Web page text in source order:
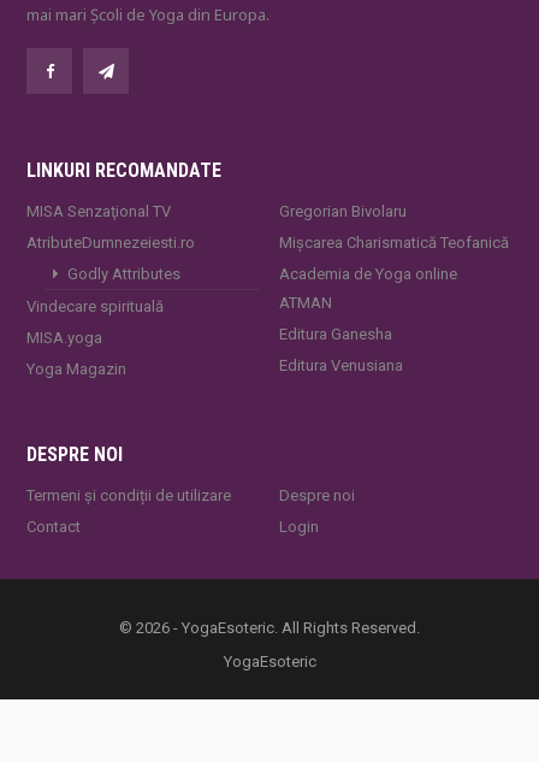
mai mari Școli de Yoga din Europa.
LINKURI RECOMANDATE
MISA Senzaţional TV
AtributeDumnezeiesti.ro
Godly Attributes
Vindecare spirituală
MISA.yoga
Yoga Magazin
Gregorian Bivolaru
Mișcarea Charismatică Teofanică
Academia de Yoga online
ATMAN
Editura Ganesha
Editura Venusiana
DESPRE NOI
Termeni și condiții de utilizare
Contact
Despre noi
Login
© 2026 - YogaEsoteric. All Rights Reserved.
YogaEsoteric